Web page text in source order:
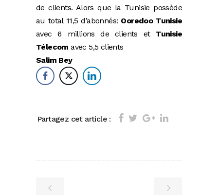
de clients. Alors que la Tunisie possède
au total 11,5 d’abonnés: Ooredoo Tunisie
avec 6 millions de clients et Tunisie
Télecom avec 5,5 clients
Salim Bey
Partagez cet article :